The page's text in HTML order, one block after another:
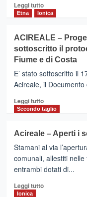
Enti
Locali
aumento
orario
a
36
Appello
a
tutte
politiche
Leggi tuttoLeggi
di
ACIREALE
–
I
Colori
del
Gusto,
tra
Show
e
vari
eventi
Etna Ionica
ACIREALE –
sottoscritto il
Fiume e di Costa
E’ stato sottoscritto il
Acireale, il
Leggi tuttoLeggi
di
ACIREALE
–
Progetto
Rural
Hub
delle
Secondo taglio
Acireale – Aperti i
Stamani al via
comunali, allestiti
entrambi dotati di...
Leggi tuttoLeggi
Ionica